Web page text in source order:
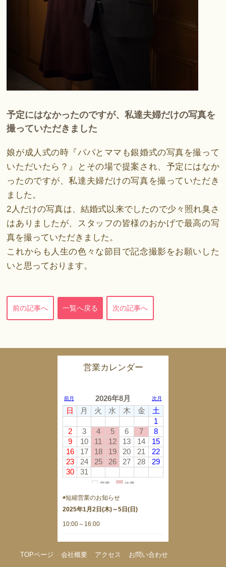
予定にはなかったのですが、私達夫婦だけの写真を
撮っていただきました
娘が成人式の時『パパとママも銀婚式の写真を撮って
いただいたら？』とその場で提案され、予定にはなか
ったのですが、私達夫婦だけの写真を撮っていただき
ました。
2人だけの写真は、結婚式以来でしたので少々照れ臭さ
はありましたが、スタッフの皆様のおかげで最高の写
真を撮っていただきました。
これからも人生の色々な節目で記念撮影をお願いした
いと思っております。
前の記事へ 一覧へ戻る 次の記事へ
営業カレンダー
◉短縮営業のお知らせ
2025年1月2日(木)～5日(日)
10:00～16:00
TOPページ 会社概要 アクセス お問い合わせ